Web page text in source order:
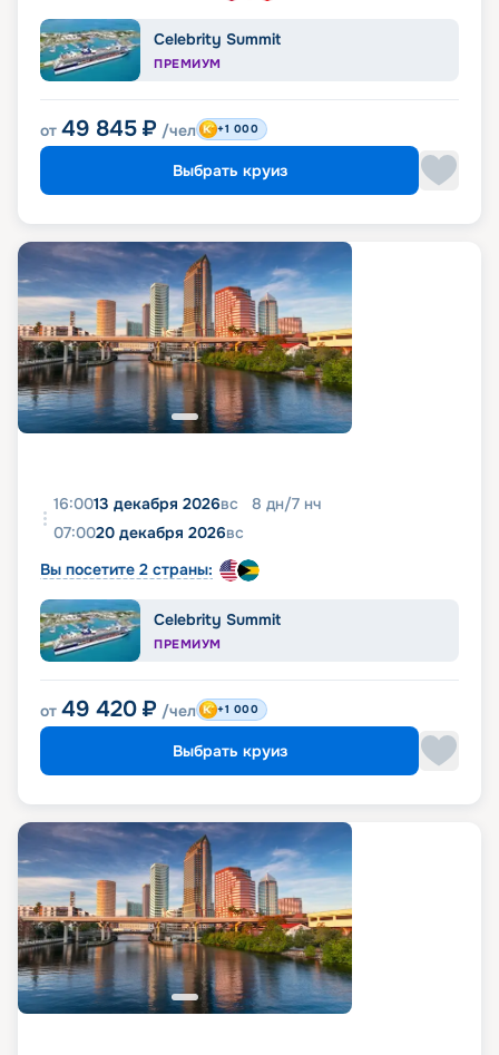
Celebrity Summit
ПРЕМИУМ
от 49 845 ₽ /чел +1 000
Выбрать круиз
16:0013 декабря 2026вс 8 дн/7 нч
07:0020 декабря 2026вс
Вы посетите 2 страны:
Celebrity Summit
ПРЕМИУМ
от 49 420 ₽ /чел +1 000
Выбрать круиз